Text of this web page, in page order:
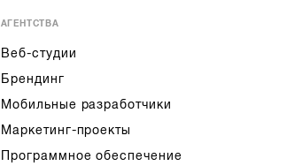
АГЕНТСТВА
Веб-студии
Брендинг
Мобильные разработчики
Маркетинг-проекты
Программное обеспечение